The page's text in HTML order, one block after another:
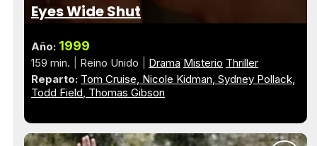
Eyes Wide Shut
Año: 1999
159 min. Reino Unido Drama Misterio Thriller
Reparto: Tom Cruise Nicole Kidman Sydney Pollack
Todd Field Thomas Gibson